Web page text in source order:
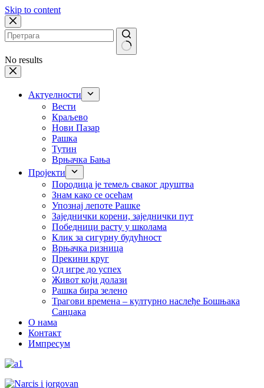
Skip to content
No results
Актуелности
Вести
Краљево
Нови Пазар
Рашка
Тутин
Врњачка Бања
Пројекти
Породица је темељ сваког друштва
Знам како се осећам
Упознај лепоте Рашке
Заједнички корени, заједнички пут
Победници расту у школама
Клик за сигурну будућност
Врњачка ризница
Прекини круг
Од игре до успех
Живот који долази
Рашка бира зелено
Трагови времена – културно наслеђе Бошњака
Санџака
О нама
Контакт
Импресум